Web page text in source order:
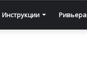
Инструкции Ривьера